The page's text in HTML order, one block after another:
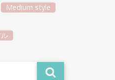
Medium style